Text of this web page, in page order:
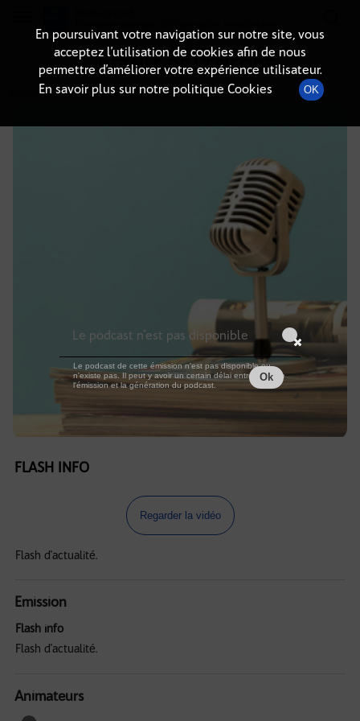
DÉTAILS DE L'ÉPISODE
20 septembre 2024à 6h44, durée : Invalid date
FLASH INFO
Regarder la vidéo
Flash d'actualité.
Emission
Flash info
Flash d'actualité.
Animateurs
En poursuivant votre navigation sur notre site, vous
acceptez l’utilisation de cookies afin de nous
permettre d’améliorer votre expérience utilisateur.
En savoir plus sur notre politique Cookies
OK
Le podcast n'est pas disponible
Le podcast de cette émission n'est pas disponible ou
n'existe pas. Il peut y avoir un certain délai entre la fin de
l'émission et la génération du podcast.
Ok